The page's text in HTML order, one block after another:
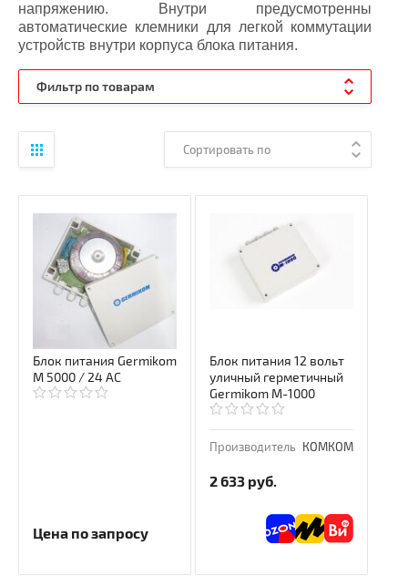
напряжению. Внутри предусмотренны
автоматические клемники для легкой коммутации
устройств внутри корпуса блока питания.
Фильтр по товарам
Сортировать по
Блок питания Germikom
M 5000 / 24 АС
Цена по запросу
Блок питания 12 вольт
уличный герметичный
Germikom M-1000
Производитель КОМКОМ
2 633 руб.